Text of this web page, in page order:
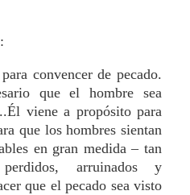
convencer de pecado.
que el hombre sea
viene a propósito para
que los hombres sientan
en gran medida – tan
arruinados y
que el pecado sea visto